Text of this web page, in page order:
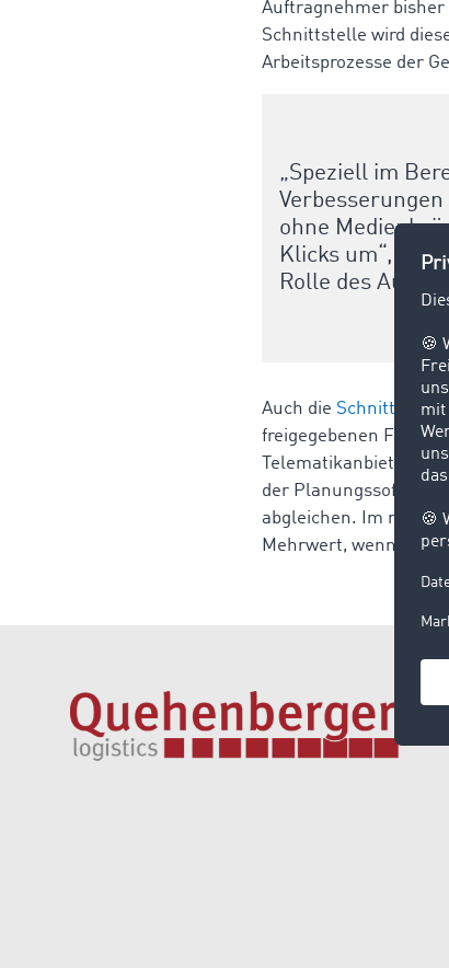
Auftragnehmer bisher
Schnittstelle wird
Arbeitsprozesse der
„Speziell im
ohne
Klicks um“,
Rolle des
Auch die Schnittstelle
freigegebenen
Telematikanbietern
der
abgleichen. Im
Mehrwert, wenn es